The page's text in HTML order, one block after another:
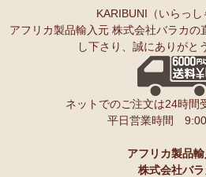
KARIBUNI（いらっし
アフリカ製品輸入元 株式会社バラカの
し下さり、誠にありがと
ネットでのご注文は24時間
平日営業時間
アフリカ製品
株式会社バラ